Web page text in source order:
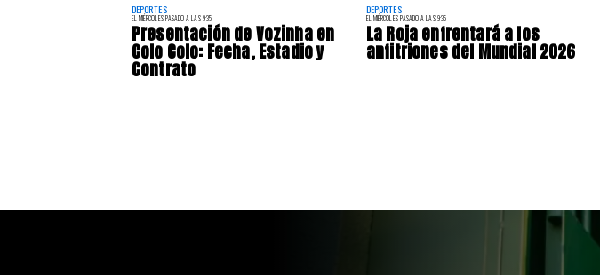
DEPORTES
EL MIÉRCOLES PASADO A LAS 9:35
Presentación de Vozinha en
Colo Colo: Fecha, Estadio y
Contrato
DEPORTES
EL MIÉRCOLES PASADO A LAS 9:35
La Roja enfrentará a los
anfitriones del Mundial 2026